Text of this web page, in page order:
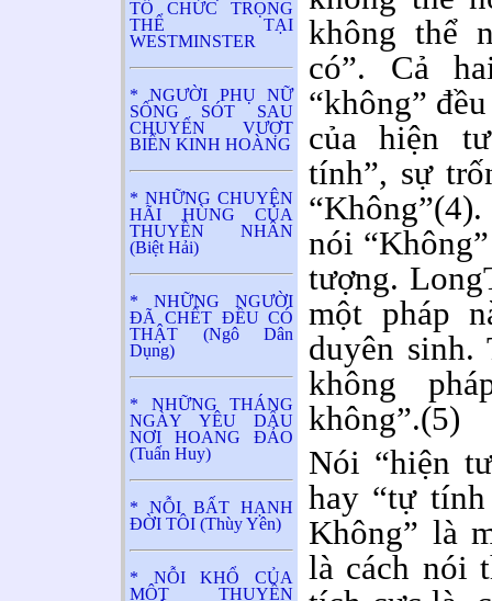
TỔ CHỨC TRỌNG
THỂ TẠI
WESTMINSTER
* NGƯỜI PHỤ NỮ
SỐNG SÓT SAU
CHUYẾN VƯỢT
BIỂN KINH HOÀNG
* NHỮNG CHUYỆN
HÃI HÙNG CỦA
THUYỀN NHÂN
(Biệt Hải)
* NHỮNG NGƯỜI
ĐÃ CHẾT ĐỀU CÓ
THẬT (Ngô Dân
Dụng)
* NHỮNG THÁNG
NGÀY YÊU DẤU
NƠI HOANG ĐẢO
(Tuấn Huy)
* NỖI BẤT HẠNH
ĐỜI TÔI (Thùy Yên)
* NỖI KHỔ CỦA
MỘT THUYỀN
không thể
có”. Cả
“không”
của hiện
tính”, sự
nói
tượng.
một pháp
duyên sinh.
không
không”.(5)
Nói “hiện
hay “tự
Không” là
là cách nói